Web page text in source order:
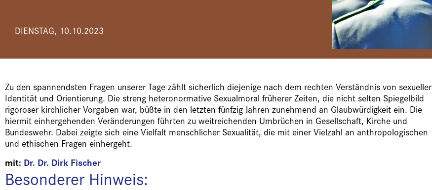
DIENSTAG, 10.10.2023
Zu den spannendsten Fragen unserer Tage zählt sicherlich diejenige nach dem rechten Verständnis von sexueller
Identität und Orientierung. Die streng heteronormative Sexualmoral früherer Zeiten, die nicht selten Spiegelbild
rigoroser kirchlicher Vorgaben war, büßte in den letzten fünfzig Jahren zunehmend an Glaubwürdigkeit ein. Die
hiermit einhergehenden Veränderungen führten zu weitreichenden Umbrüchen in Gesellschaft, Kirche und
Bundeswehr. Dabei zeigte sich eine Vielfalt menschlicher Sexualität, die mit einer Vielzahl an anthropologischen
und ethischen Fragen einhergeht.
mit: Dr. Dr. Dirk Fischer
Besonderer Hinweis: